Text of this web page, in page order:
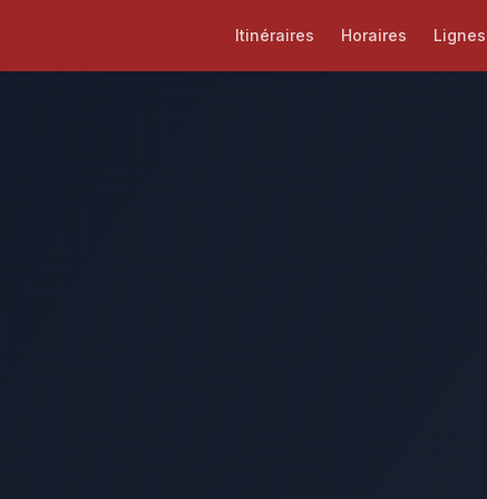
Itinéraires Horaires Lignes